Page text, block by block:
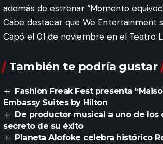
además de estrenar “Momento
Cabe destacar que We Entertainment
Capó el 01 de noviembre en el Teatro
También te podría gustar
Fashion Freak Fest presenta
Embassy Suites by Hilton
De productor musical a uno de los
secreto de su éxito
Planeta Alofoke celebra histórico